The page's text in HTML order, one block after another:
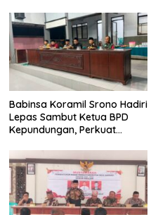
Generasi Disiplin dan Berjiwa
Nasionalis
Babinsa Koramil Srono Hadiri
Lepas Sambut Ketua BPD
Kepundungan, Perkuat